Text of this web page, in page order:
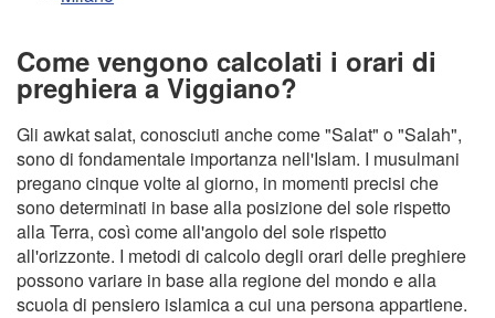
Come vengono calcolati i orari di
preghiera a Viggiano?
Gli awkat salat, conosciuti anche come "Salat" o "Salah",
sono di fondamentale importanza nell'Islam. I musulmani
pregano cinque volte al giorno, in momenti precisi che
sono determinati in base alla posizione del sole rispetto
alla Terra, così come all'angolo del sole rispetto
all'orizzonte. I metodi di calcolo degli orari delle preghiere
possono variare in base alla regione del mondo e alla
scuola di pensiero islamica a cui una persona appartiene.